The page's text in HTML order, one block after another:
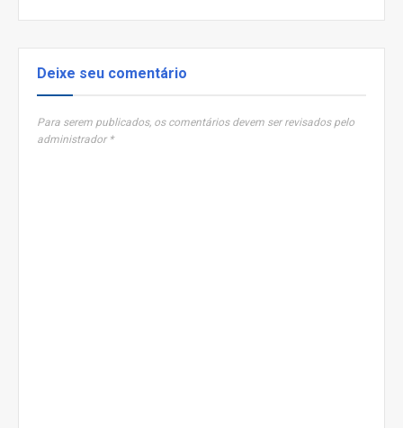
Deixe seu comentário
Para serem publicados, os comentários devem ser revisados pelo
administrador *